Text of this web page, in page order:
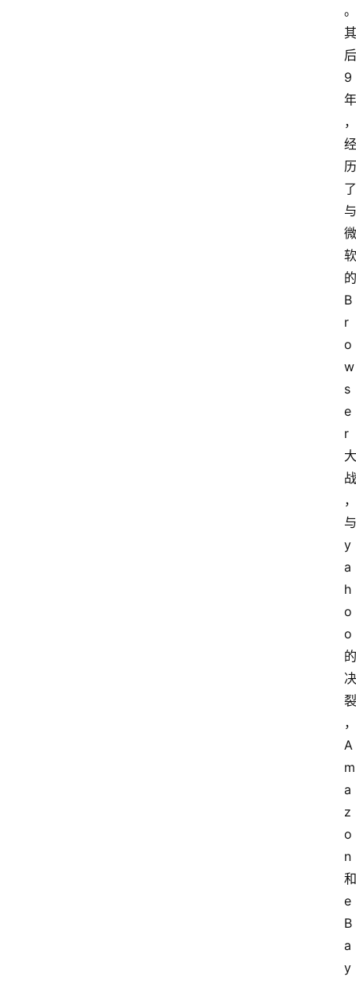
。
其
后
9
年
，
经
历
了
与
微
软
的
B
r
o
w
s
e
r
大
战
，
与
y
a
h
o
o
的
决
裂
，
A
m
a
z
o
n
和
e
B
a
y